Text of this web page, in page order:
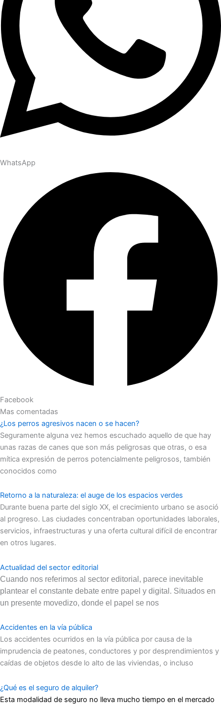
WhatsApp
Facebook
Mas comentadas
¿Los perros agresivos nacen o se hacen?
Seguramente alguna vez hemos escuchado aquello de que hay
unas razas de canes que son más peligrosas que otras, o esa
mítica expresión de perros potencialmente peligrosos, también
conocidos como
Retorno a la naturaleza: el auge de los espacios verdes
Durante buena parte del siglo XX, el crecimiento urbano se asoció
al progreso. Las ciudades concentraban oportunidades laborales,
servicios, infraestructuras y una oferta cultural difícil de encontrar
en otros lugares.
Actualidad del sector editorial
Cuando nos referimos al sector editorial, parece inevitable
plantear el constante debate entre papel y digital. Situados en
un presente movedizo, donde el papel se nos
Accidentes en la vía pública
Los accidentes ocurridos en la vía pública por causa de la
imprudencia de peatones, conductores y por desprendimientos y
caídas de objetos desde lo alto de las viviendas, o incluso
¿Qué es el seguro de alquiler?
Esta modalidad de seguro no lleva mucho tiempo en el mercado